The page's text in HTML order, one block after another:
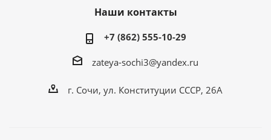
Наши контакты
+7 (862) 555-10-29
zateya-sochi3@yandex.ru
г. Сочи, ул. Конституции СССР, 26А